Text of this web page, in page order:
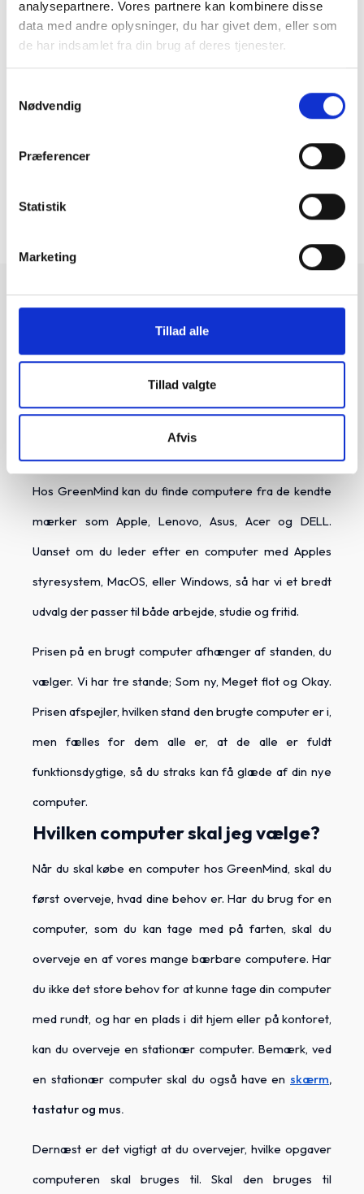
analysepartnere. Vores partnere kan kombinere disse
data med andre oplysninger, du har givet dem, eller som
de har indsamlet fra din brug af deres tjenester.
Nødvendig
Præferencer
Statistik
Marketing
Tillad alle
Tillad valgte
Afvis
14
Brugte computere fra
GreenMind
computere til skarpe priser. Vi har et stort udvalg af
både laptops og stationære computere til alle behov.
Hos GreenMind kan du finde computere fra de kendte
mærker som Apple, Lenovo, Asus, Acer og DELL.
Uanset om du leder efter en computer med Apples
styresystem, MacOS, eller Windows, så har vi et bredt
udvalg der passer til både arbejde, studie og fritid.
Prisen på en brugt computer afhænger af standen, du
vælger. Vi har tre stande; Som ny, Meget flot og Okay.
Prisen afspejler, hvilken stand den brugte computer er i,
men fælles for dem alle er, at de alle er fuldt
funktionsdygtige, så du straks kan få glæde af din nye
computer.
Hvilken computer skal jeg vælge?
Når du skal købe en computer hos GreenMind, skal du
først overveje, hvad dine behov er. Har du brug for en
computer, som du kan tage med på farten, skal du
overveje en af vores mange bærbare computere. Har
du ikke det store behov for at kunne tage din computer
med rundt, og har en plads i dit hjem eller på kontoret,
kan du overveje en stationær computer. Bemærk, ved
en stationær computer skal du også have en skærm,
tastatur og mus.
Dernæst er det vigtigt at du overvejer, hvilke opgaver
computeren skal bruges til. Skal den bruges til